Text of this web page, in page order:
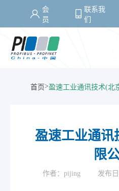
会
员
联系我
们
首页>盈速工业通讯技术(北
盈速工业通讯
限
作者：pijing 发布